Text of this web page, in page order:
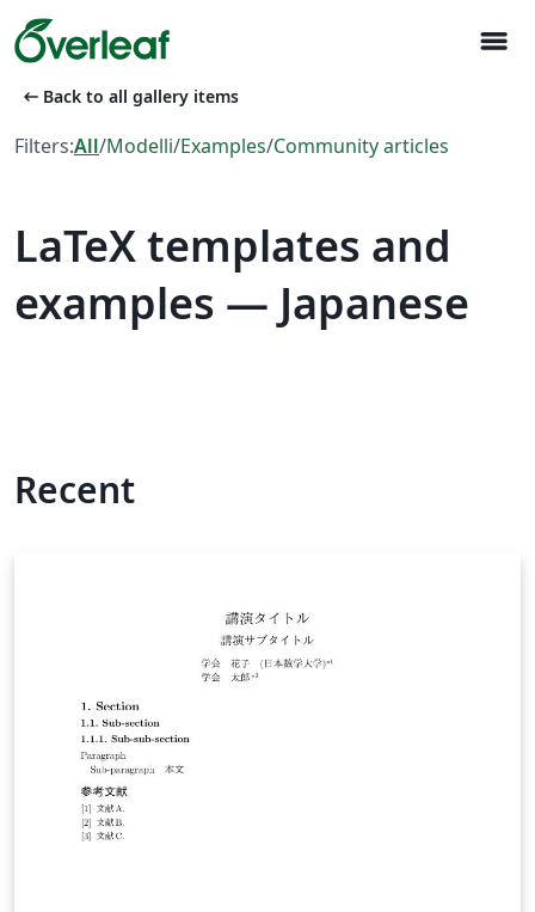
menu
arrow_left_alt Back to all gallery items
Filters:All/Modelli/Examples/Community articles
LaTeX templates and
examples — Japanese
Recent